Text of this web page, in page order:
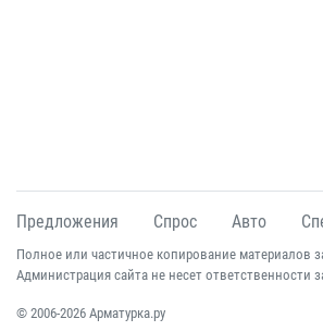
Предложения Спрос Авто
Полное или частичное копирование материалов
Администрация сайта не несет
© 2006-2026 Арматурка.ру